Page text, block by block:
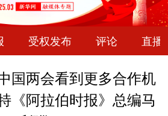
受权发布 评论 直播
国两会看到更多合作机
阿拉伯时报》总编马